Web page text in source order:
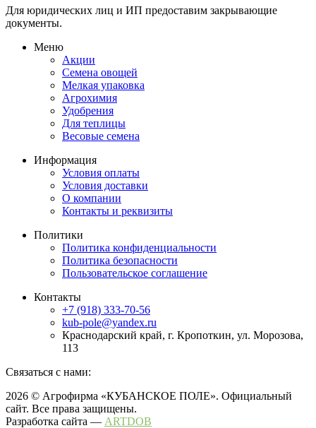
Для юридических лиц и ИП предоставим закрывающие
документы.
Меню
Акции
Семена овощей
Мелкая упаковка
Агрохимия
Удобрения
Для теплицы
Весовые семена
Информация
Условия оплаты
Условия доставки
О компании
Контакты и реквизиты
Политики
Политика конфиденциальности
Политика безопасности
Пользовательское соглашение
Контакты
+7 (918) 333-70-56
kub-pole@yandex.ru
Краснодарский край, г. Кропоткин, ул. Морозова,
113
Связаться с нами:
2026 © Агрофирма «КУБАНСКОЕ ПОЛЕ». Официальный
сайт. Все права защищены.
Разработка сайта — ARTDOB